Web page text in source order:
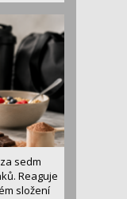
sedm
Reaguje
složení